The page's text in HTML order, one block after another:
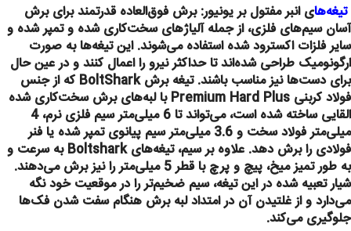
تیغه‌های انبر مفتول بر یونیور: برش فوق‌العاده قدرتمند برای برش
آسان سیم‌های فلزی، از جمله آلیاژهای سخت‌کاری شده و تمپر شده و
سایر فلزات اکسترود شده استفاده می‌شوند. این تیغه‌ها به صورت
ارگونومیک طراحی شده‌اند تا حداکثر نیرو را اعمال کنند و در عین حال
برای دست‌ها نیز مناسب باشند. تیغه برش BoltShark که از جنس
فولاد کربنی Premium Hard Plus با لبه‌های برش سخت‌کاری شده
القایی ساخته شده است، می‌تواند تا 6 میلی‌متر سیم فلزی نرم، 4
میلی‌متر فولاد سخت و 3.6 میلی‌متر سیم پیانوی تمپر شده یا فنر
فولادی را برش دهد. علاوه بر سیم، تیغه‌های Boltshark به سرعت و
به طور تمیز میخ، پیچ و پرچ با قطر 5 میلی‌متر را نیز برش می‌دهند.
شیار تعبیه شده در این تیغه، سیم ضخیم‌تر را در موقعیت خود نگه
می‌دارد و از غلتیدن آن در امتداد لبه برش هنگام سفت شدن فک‌ها
جلوگیری می‌کند.